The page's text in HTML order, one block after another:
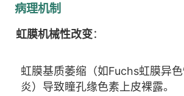
病理机制
虹膜机械性改变：
虹膜基质萎缩（如Fuchs虹膜异
炎）导致瞳孔缘色素上皮裸露。